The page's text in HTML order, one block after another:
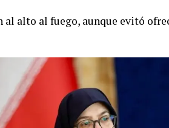
al alto al fuego, aunque evitó